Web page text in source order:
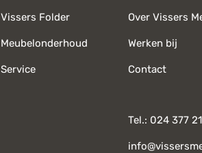
Vissers Folder
Meubelonderhoud
Service
Over Vissers
Werken bij
Contact
Tel.: 024 377 21